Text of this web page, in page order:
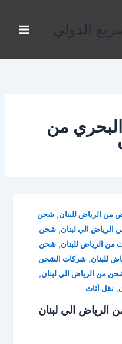
الدولي
من
من الرياض للبنان,شحن
الي لبنان,شحن
الرياض للبنان,شحن
للبنان,شركات الشحن
من الرياض الي لبنان,
, نقل أثاث
الي لبنان